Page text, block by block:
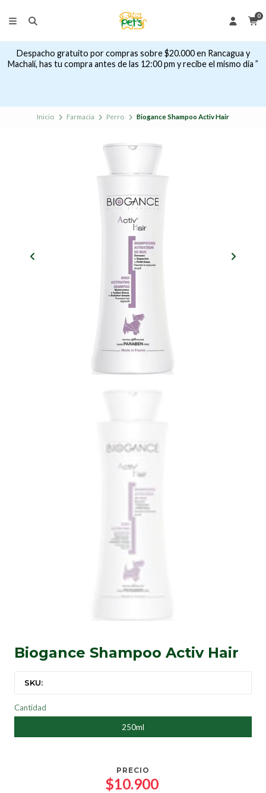
0
Despacho gratuito por compras sobre $20.000 en Rancagua y
Machalí, has tu compra antes de las 12:00 pm y recibe el mismo dia ”
Inicio Farmacia Perro Biogance Shampoo Activ Hair
Biogance Shampoo Activ Hair
SKU:
Cantidad
250ml
PRECIO
$10.900